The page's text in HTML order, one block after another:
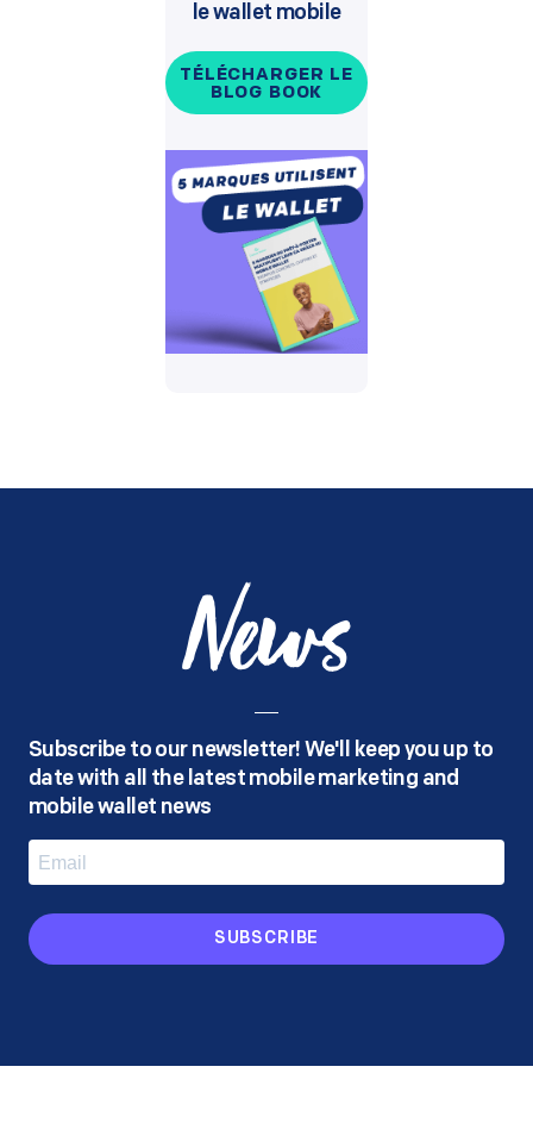
le wallet mobile
TÉLÉCHARGER LE
BLOG BOOK
News
Subscribe to our newsletter! We'll keep you up to
date with all the latest mobile marketing and
mobile wallet news
SUBSCRIBE